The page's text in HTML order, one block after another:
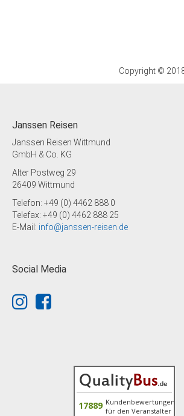
Copyright ©
Janssen Reisen
Janssen Reisen Wittmund
GmbH & Co. KG
Alter Postweg 29
26409 Wittmund
Telefon: +49 (0) 4462 888 0
Telefax: +49 (0) 4462 888 25
E-Mail: info@janssen-reisen.de
Social Media
17889 Kundenbewertungen
für den Veranstalter